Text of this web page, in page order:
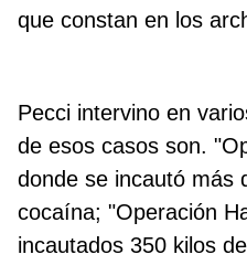
que constan en los
Pecci intervino en
de esos casos son.
donde se incautó más
cocaína; "Operación
incautados 350 kilos